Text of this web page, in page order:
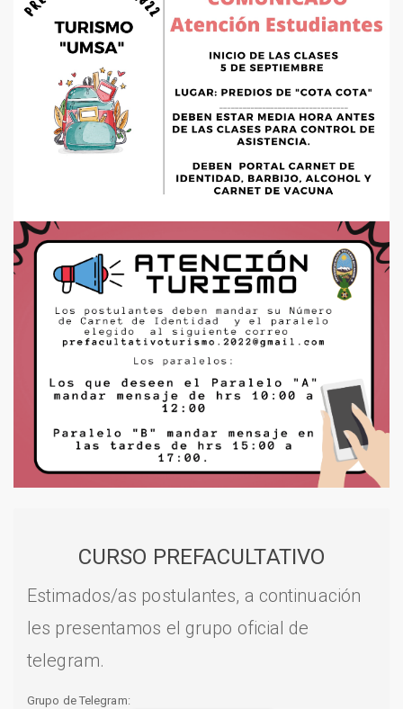
CURSO PREFACULTATIVO
Estimados/as postulantes, a continuación
les presentamos el grupo oficial de
telegram.
Grupo de Telegram: